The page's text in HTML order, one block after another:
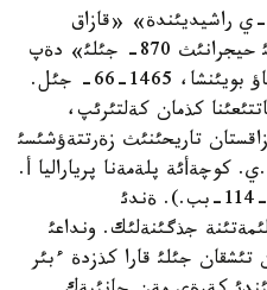
ي راشيديئندة» «قازاق
حاندارئنئث بيلئك ةتة باستاعانئ حيجرانئث 870- جئلئ» دةپ
جازادئ. بذل - قازئرگئ جئل ساناؤ بويئنشا، 1465-66- جئل.
كذمان كةلتئرئپ،
تاريحئنئث زةرتتةؤشئسئ
كوچةأئة پلةمةنا پرياراليا أ.
XV-XVII أ أ. م.، 1982، 113-114-بب.). ةندئ
جذگئنةلئك. ونداعئ
تئشقان جئلئ قارا كذزدة ءبئر